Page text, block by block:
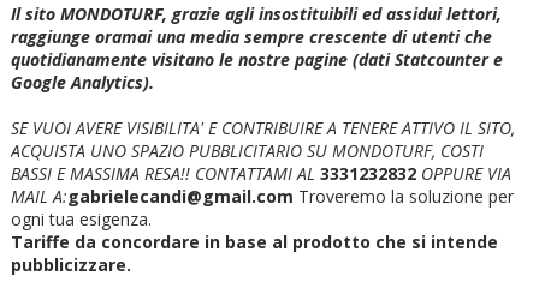
Il sito MONDOTURF, grazie agli insostituibili ed assidui lettori,
raggiunge oramai una media sempre crescente di utenti che
quotidianamente visitano le nostre pagine (dati Statcounter e
Google Analytics).
SE VUOI AVERE VISIBILITA' E CONTRIBUIRE A TENERE ATTIVO IL SITO,
ACQUISTA UNO SPAZIO PUBBLICITARIO SU MONDOTURF, COSTI
BASSI E MASSIMA RESA!! CONTATTAMI AL 3331232832 OPPURE VIA
MAIL A:gabrielecandi@gmail.com Troveremo la soluzione per
ogni tua esigenza.
Tariffe da concordare in base al prodotto che si intende
pubblicizzare.